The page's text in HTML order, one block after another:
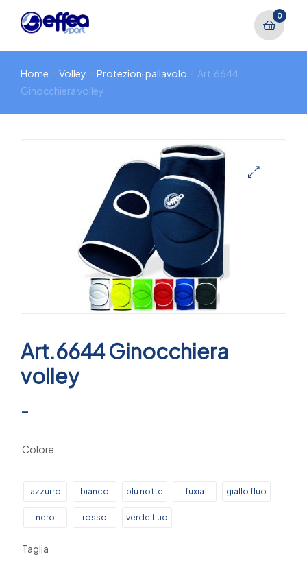
0
Home Volley Protezioni pallavolo
Art.6644
Ginocchiera volley
Art.6644 Ginocchiera
volley
-
Colore
azzurro bianco blu notte fuxia giallo fluo
nero rosso verde fluo
Taglia